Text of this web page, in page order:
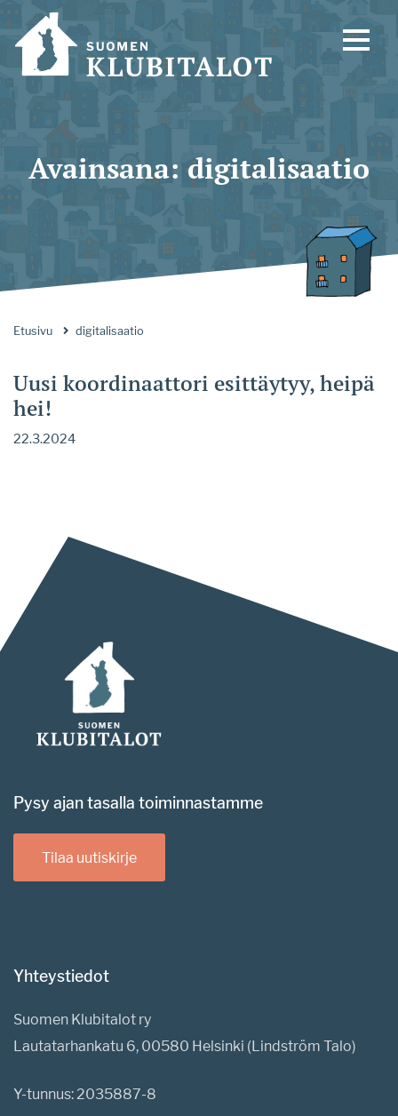
Avainsana:digitalisaatio
Etusivu digitalisaatio
Uusi koordinaattori esittäytyy, heipä
hei!
22.3.2024
Pysy ajan tasalla toiminnastamme
Tilaa uutiskirje
Yhteystiedot
Suomen Klubitalot ry
Lautatarhankatu 6, 00580 Helsinki (Lindström Talo)
Y-tunnus: 2035887-8